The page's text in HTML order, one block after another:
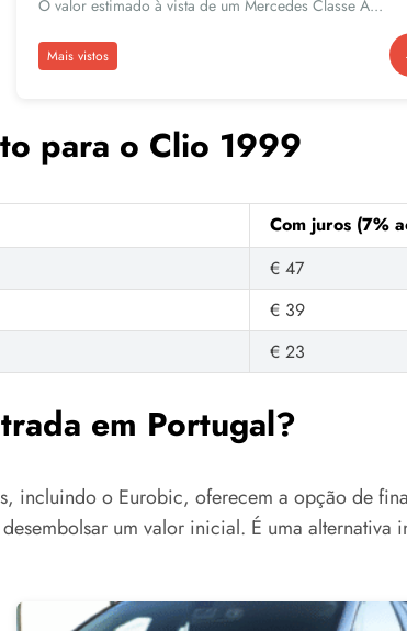
O valor estimado à vista de um Mercedes Classe A...
Mais vistos
para o Clio 1999
Com juros (7%
€ 47
€ 39
€ 23
em Portugal?
incluindo o Eurobic, oferecem a opção de
um valor inicial. É uma alternativa